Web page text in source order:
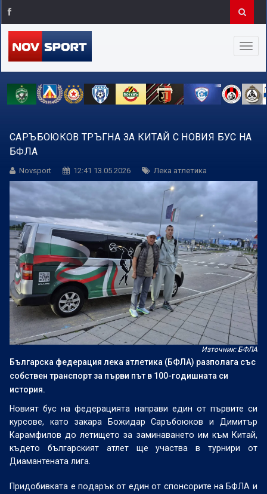
САРЪБОЮКОВ ТРЪГНА ЗА КИТАЙ С НОВИЯ БУС НА
БФЛА
Novsport 12:41 13.05.2026 Лека атлетика
Източник: БФЛА
Българска федерация лека атлетика (БФЛА) разполага със
собствен транспорт за първи път в 100-годишната си
история.
Новият бус на федерацията направи един от първите си
курсове, като закара Божидар Саръбоюков и Димитър
Карамфилов до летището за заминаването им към Китай,
където българският атлет ще участва в турнири от
Диамантената лига.
Придобивката е подарък от един от спонсорите на БФЛА и